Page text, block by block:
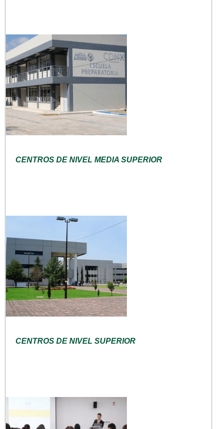
CENTROS DE NIVEL MEDIA SUPERIOR
CENTROS DE NIVEL SUPERIOR